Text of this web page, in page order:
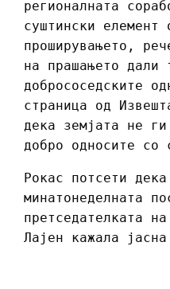
регионалната
суштински елемент
проширувањето,
на прашањето дали
добрососедските
страница од
дека земјата не
добро односите со
Рокас потсети
минатонеделната
претседателката
Лајен кажала